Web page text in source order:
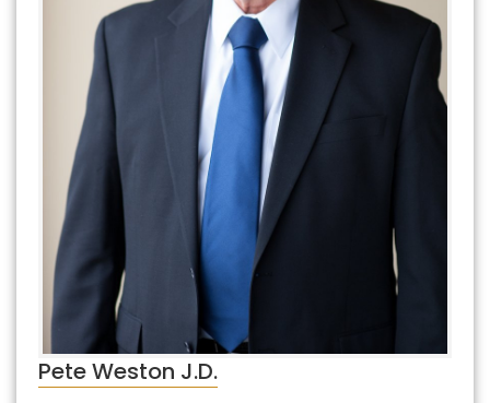
Pete Weston J.D.